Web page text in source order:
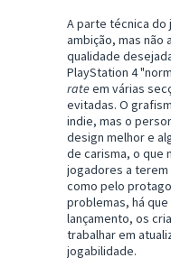
A parte técnica do
ambição, mas não
qualidade
PlayStation 4
rateem várias
evitadas. O
indie, mas o
design melhor e
de carisma, o que
jogadores a
como pelo
problemas, há
lançamento, os
trabalhar em
jogabilidade.